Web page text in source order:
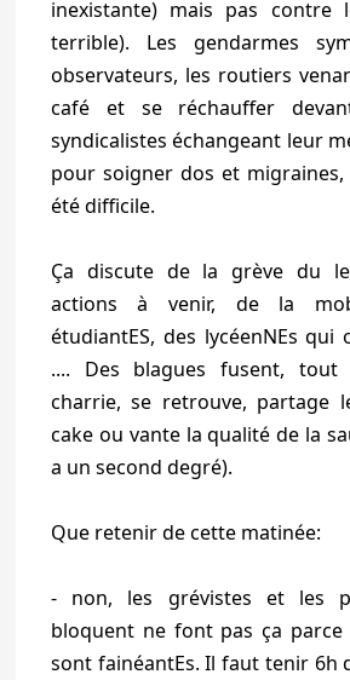
inexistante) mais pas contre
terrible). Les gendarmes
observateurs, les routiers
café et se réchauffer
syndicalistes échangeant leur
pour soigner dos et
été difficile.
Ça discute de la grève du
actions à venir, de la
étudiantES, des lycéenNEs
.... Des blagues fusent,
charrie, se retrouve, partage
cake ou vante la qualité de la
a un second degré).
Que retenir de cette matinée:
- non, les grévistes et les
bloquent ne font pas ça
sont fainéantEs. Il faut tenir 6h